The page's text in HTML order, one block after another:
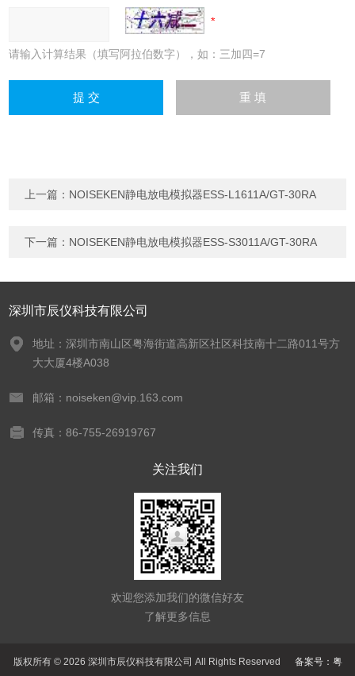
请输入计算结果（填写阿拉伯数字），如：三加四=7
上一篇： NOISEKEN静电放电模拟器ESS-L1611A/GT-30RA
下一篇： NOISEKEN静电放电模拟器ESS-S3011A/GT-30RA
深圳市辰仪科技有限公司
地址：深圳市南山区粤海街道高新区社区科技南十二路011号方
大大厦4楼A038
邮箱：noiseken@vip.163.com
传真：86-755-26919767
关注我们
欢迎您添加我们的微信好友
了解更多信息
版权所有 © 2026 深圳市辰仪科技有限公司 All Rights Reserved 备案号：粤